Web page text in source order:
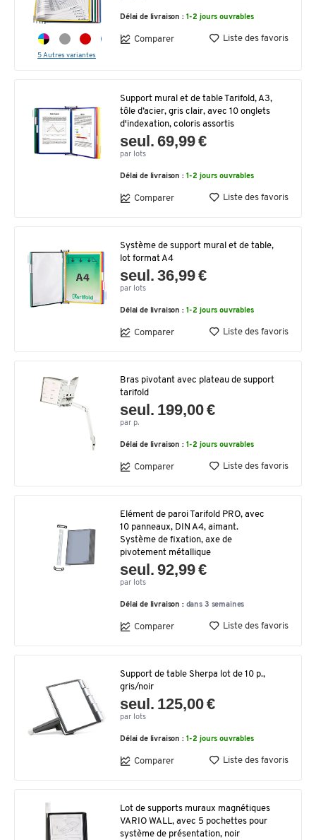
5 Autres variantes
Délai de livraison : 1-2 jours ouvrables
Comparer Liste des favoris
Support mural et de table Tarifold, A3,
tôle d’acier, gris clair, avec 10 onglets
d'indexation, coloris assortis
seul. 69,99 €
par lots
Délai de livraison : 1-2 jours ouvrables
Comparer Liste des favoris
Système de support mural et de table,
lot format A4
seul. 36,99 €
par lots
Délai de livraison : 1-2 jours ouvrables
Comparer Liste des favoris
Bras pivotant avec plateau de support
tarifold
seul. 199,00 €
par p.
Délai de livraison : 1-2 jours ouvrables
Comparer Liste des favoris
Elément de paroi Tarifold PRO, avec
10 panneaux, DIN A4, aimant.
Système de fixation, axe de
pivotement métallique
seul. 92,99 €
par lots
Délai de livraison : dans 3 semaines
Comparer Liste des favoris
Support de table Sherpa lot de 10 p.,
gris/noir
seul. 125,00 €
par lots
Délai de livraison : 1-2 jours ouvrables
Comparer Liste des favoris
Lot de supports muraux magnétiques
VARIO WALL, avec 5 pochettes pour
système de présentation, noir